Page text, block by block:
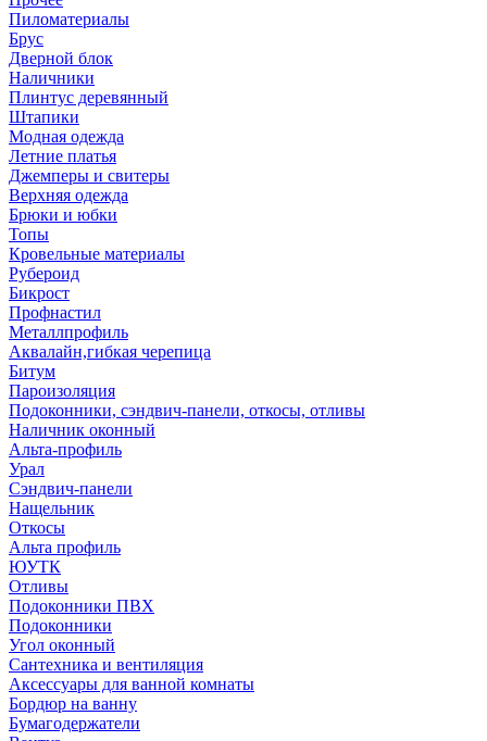
Пиломатериалы
Брус
Дверной блок
Наличники
Плинтус деревянный
Штапики
Модная одежда
Летние платья
Джемперы и свитеры
Верхняя одежда
Брюки и юбки
Топы
Кровельные материалы
Рубероид
Бикрост
Профнастил
Металлпрофиль
Аквалайн,гибкая черепица
Битум
Пароизоляция
Подоконники, сэндвич-панели, откосы, отливы
Наличник оконный
Альта-профиль
Урал
Сэндвич-панели
Нащельник
Откосы
Альта профиль
ЮУТК
Отливы
Подоконники ПВХ
Подоконники
Угол оконный
Сантехника и вентиляция
Аксессуары для ванной комнаты
Бордюр на ванну
Бумагодержатели